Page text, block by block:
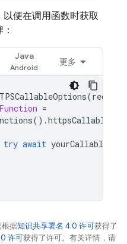
便在调用函数时获取
Java
更多
(
=
().httpsCallable
try await
据知识共享署名 4.0 许可获得了
许可获得了许可。有关详情，请